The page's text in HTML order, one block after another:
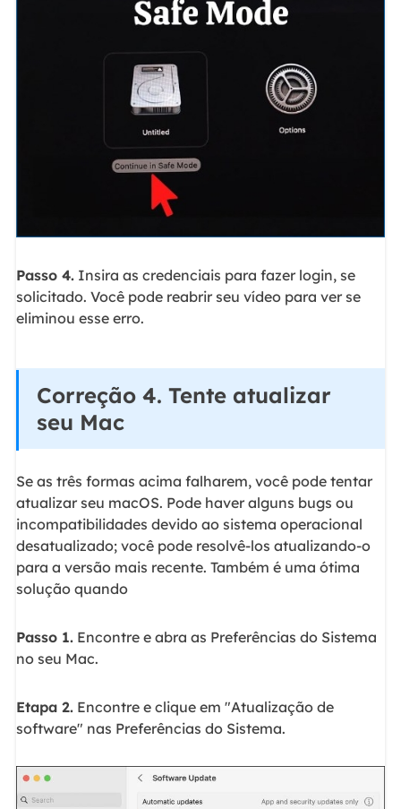
Passo 4.Insira as credenciais para fazer login, se
solicitado. Você pode reabrir seu vídeo para ver se
eliminou esse erro.
Correção 4. Tente atualizar
seu Mac
Se as três formas acima falharem, você pode tentar
atualizar seu macOS. Pode haver alguns bugs ou
incompatibilidades devido ao sistema operacional
desatualizado; você pode resolvê-los atualizando-o
para a versão mais recente. Também é uma ótima
solução quando
Passo 1.Encontre e abra as Preferências do Sistema
no seu Mac.
Etapa 2.Encontre e clique em "Atualização de
software" nas Preferências do Sistema.